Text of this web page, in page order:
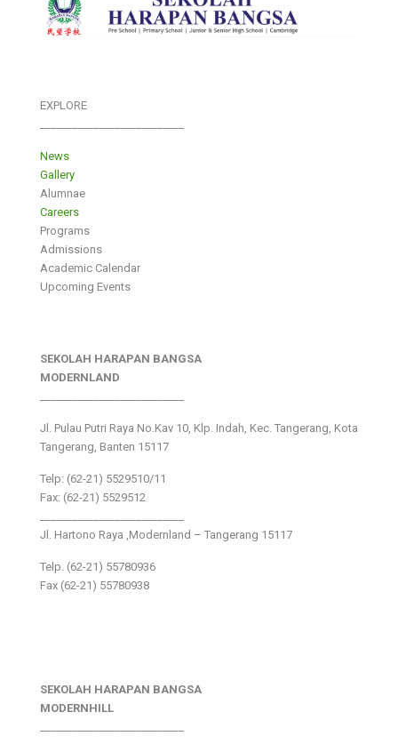
EXPLORE
News
Gallery
Alumnae
Careers
Programs
Admissions
Academic Calendar
Upcoming Events
SEKOLAH HARAPAN BANGSA
MODERNLAND
Jl. Pulau Putri Raya No.Kav 10, Klp. Indah, Kec. Tangerang, Kota
Tangerang, Banten 15117
Telp: (62-21) 5529510/11
Fax: (62-21) 5529512
Jl. Hartono Raya ,Modernland – Tangerang 15117
Telp. (62-21) 55780936
Fax (62-21) 55780938
SEKOLAH HARAPAN BANGSA
MODERNHILL